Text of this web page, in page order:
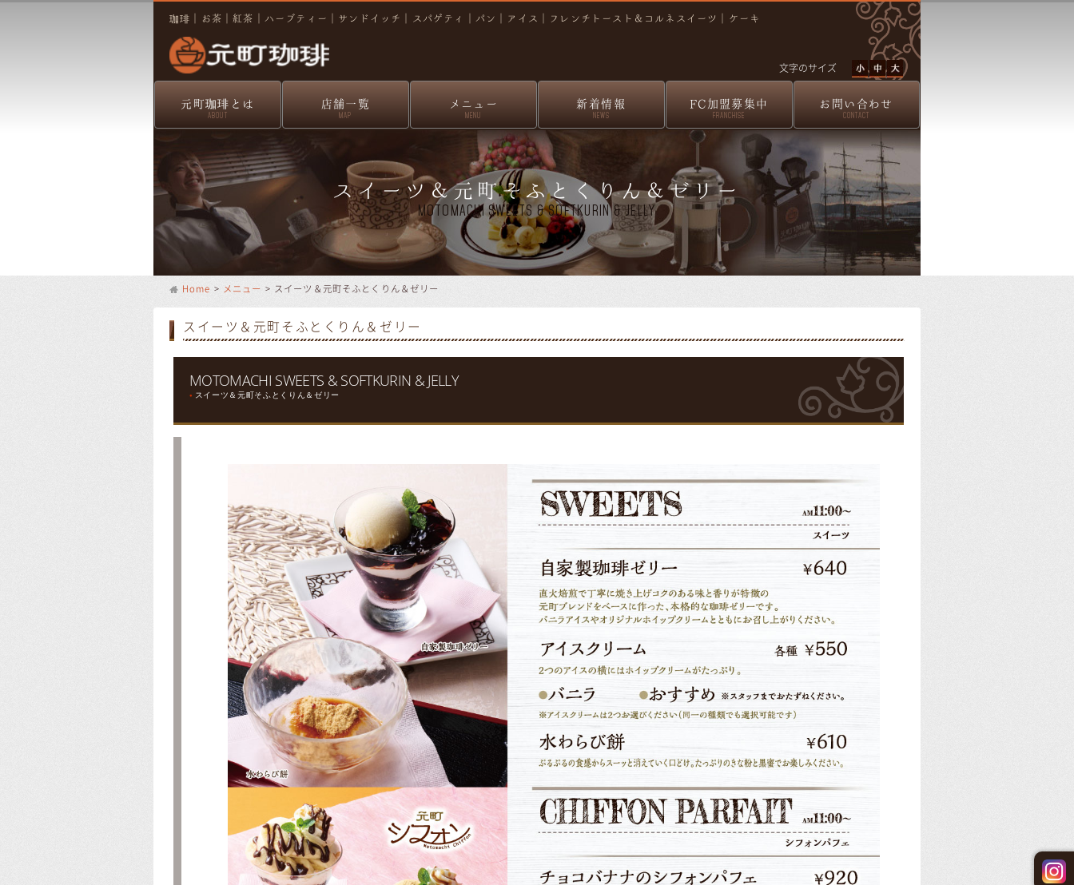
珈琲｜お茶｜紅茶｜ハーブティー｜サンドイッチ｜スパゲティ｜パン｜アイス｜フレンチトースト＆コルネスイーツ｜ケーキ
文字のサイズ
元町珈琲とは
ABOUT
店舗一覧
MAP
メニュー
MENU
新着情報
NEWS
FC加盟募集中
FRANCHISE
お問い合わせ
CONTACT
スイーツ＆元町そふとくりん＆ゼリー
MOTOMACHI SWEETS & SOFTKURIN & JELLY
Home > メニュー > スイーツ＆元町そふとくりん＆ゼリー
スイーツ＆元町そふとくりん＆ゼリー
MOTOMACHI SWEETS & SOFTKURIN & JELLY
● スイーツ＆元町そふとくりん＆ゼリー